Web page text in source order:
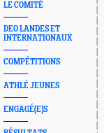
LE COMITÉ
DEO LANDES ET
INTERNATIONAUX
COMPÉTITIONS
ATHLÉ JEUNES
ENGAGÉ(E)S